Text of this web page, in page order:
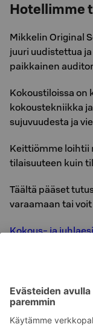
Hotellimme
Mikkelin Original
juuri uudistettua
paikkainen
Kokoustiloissa on
kokoustekniikka
sujuvuudesta ja
Keittiömme loihtii
tilaisuuteen kuin
Täältä pääset
varaamaan tai
Kokous- ja
tilavaihtoehdot
Pieksämäellä.